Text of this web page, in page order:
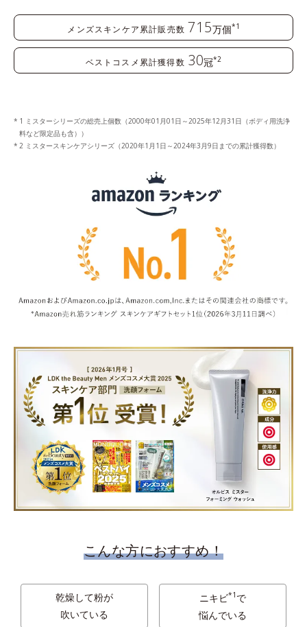
メンズスキンケア累計販売数 715万個*1
ベストコスメ累計獲得数 30冠*2
1 ミスターシリーズの総売上個数（2000年01月01日～2025年12月31日（ボディ用洗浄
料など限定品も含））
2 ミスタースキンケアシリーズ（2020年1月1日～2024年3月9日までの累計獲得数）
こんな方におすすめ！
乾燥して粉が
吹いている
ニキビ*1 で
悩んでいる